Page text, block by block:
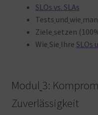
SLOs vs. SLAs
Tests und wie man
Ziele setzen
Wie Sie Ihre SLOs
Modul 3:
Zuverlässigkeit